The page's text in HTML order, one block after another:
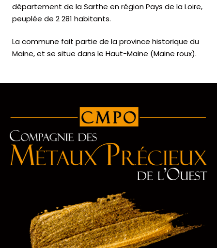
département de la Sarthe en région Pays de la Loire,
peuplée de 2 281 habitants.
La commune fait partie de la province historique du
Maine, et se situe dans le Haut-Maine (Maine roux).